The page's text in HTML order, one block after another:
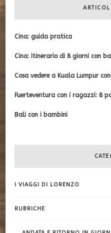
Cina: guida pratica
Cina: itinerario di 8 giorni con
Cosa vedere a Kuala Lumpur
Fuerteventura con i ragazzi: 8
Bali con i bambini
I VIAGGI DI LORENZO
RUBRICHE